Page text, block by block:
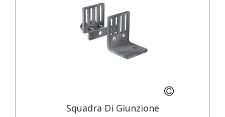
Squadra Di Giunzione